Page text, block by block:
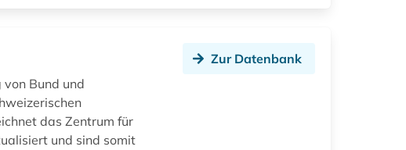
Bund und
das Zentrum für
und sind somit
Zur Datenbank